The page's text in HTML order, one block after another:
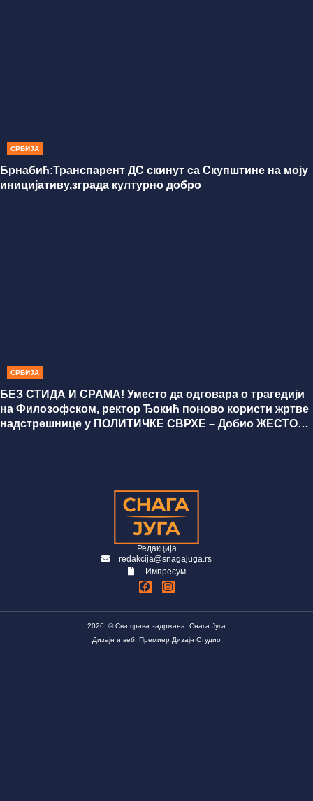
СРБИЈА
Брнабић:Транспарент ДС скинут са Скупштине на моју
иницијативу,зграда културно добро
СРБИЈА
БЕЗ СТИДА И СРАМА! Уместо да одговара о трагедији
на Филозофском, ректор Ђокић поново користи жртве
надстрешнице у ПОЛИТИЧКЕ СВРХЕ – Добио ЖЕСТОК
Редакција
redakcija@snagajuga.rs
Импресум
2026. © Сва права задржана. Снага Југа
Дизајн и веб: Премиер Дизајн Студио